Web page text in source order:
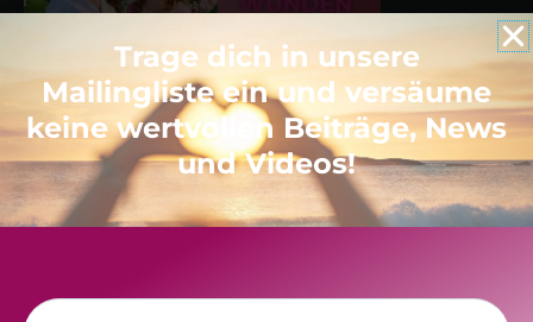
Trage dich in unsere
Mailingliste ein und versäume
keine wertvollen Beiträge, News
und Videos!
Vorname